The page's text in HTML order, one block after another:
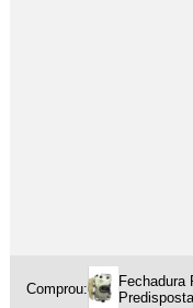
Comprou:
Fechadura